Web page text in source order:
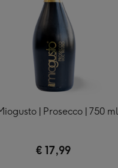
| Prosecco | 750 ml
€ 17,99